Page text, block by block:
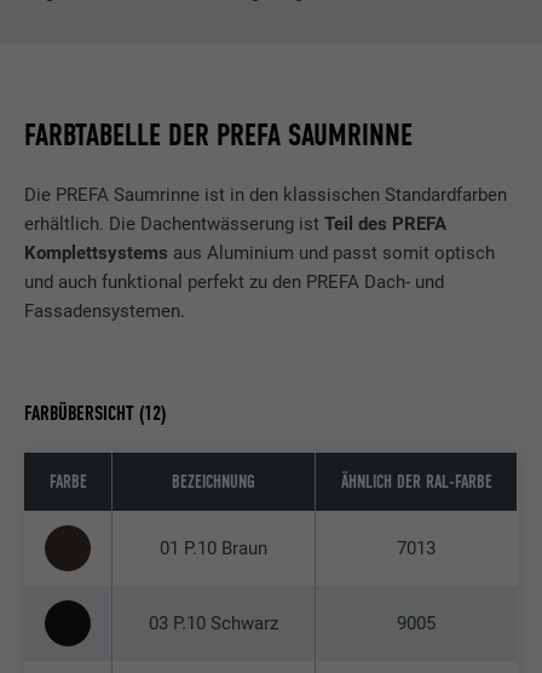
FARBTABELLE DER PREFA SAUMRINNE
Die PREFA Saumrinne ist in den klassischen Standardfarben
erhältlich. Die Dachentwässerung istTeil des PREFA
Komplettsystems aus Aluminium und passt somit optisch
und auch funktional perfekt zu den PREFA Dach- und
Fassadensystemen.
FARBÜBERSICHT (12)
FARBE BEZEICHNUNG ÄHNLICH DER RAL-FARBE
01 P.10 Braun 7013
03 P.10 Schwarz 9005